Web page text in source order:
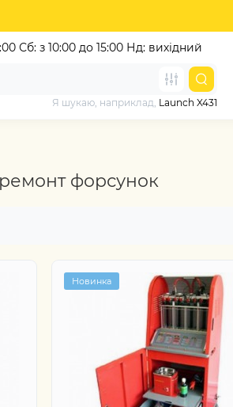
Сб: з 10:00 до 15:00 Нд: вихідний
Я шукаю, наприклад, Launch X431
форсунок
Новинка